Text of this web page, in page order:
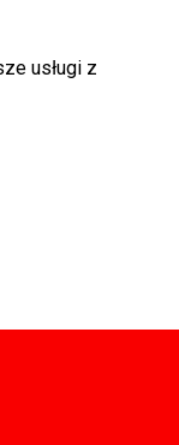
usługi z